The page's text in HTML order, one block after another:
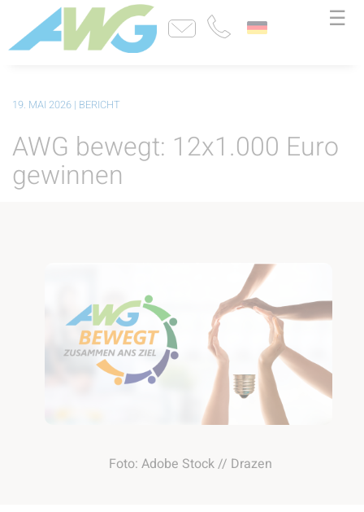
☰
19. MAI 2026 | BERICHT
AWG bewegt: 12x1.000 Euro
gewinnen
Foto: Adobe Stock // Drazen